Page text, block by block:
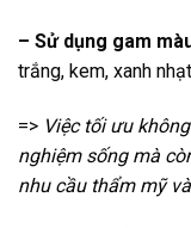
– Sử dụng gam
trắng, kem, xanh
=> Việc tối ưu
nghiệm sống mà
nhu cầu thẩm mỹ